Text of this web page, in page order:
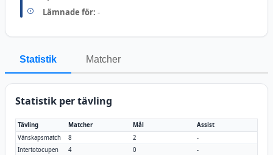
Lämnade för: -
Statistik Matcher
Statistik per tävling
Tävling Matcher Mål
Assist
Vänskapsmatch
8 2
-
Intertotocupen
4 0
-